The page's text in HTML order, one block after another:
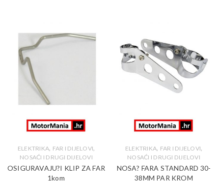
ELEKTRIKA, FAR I DIJELOVI,
NOSAĆI I DRUGI DIJELOVI
OSIGURAVAJU?I KLIP ZA FAR
1kom
ELEKTRIKA, FAR I DIJELOVI,
NOSAĆI I DRUGI DIJELOVI
NOSA? FARA STANDARD 30-
38MM PAR KROM